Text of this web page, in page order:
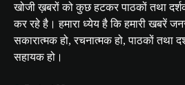
खोजी ख़बरों को कुछ हटकर पाठकों तथा
कर रहे है। हमारा ध्येय है कि हमारी खबरें
सकारात्मक हो, रचनात्मक हो, पाठकों तथा
सहायक हो।